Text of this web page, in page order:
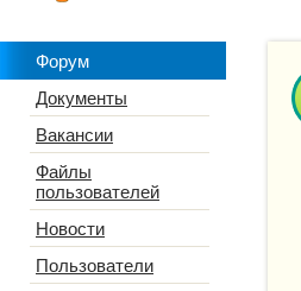
Форум
Документы
Вакансии
Файлы
пользователей
Новости
Пользователи